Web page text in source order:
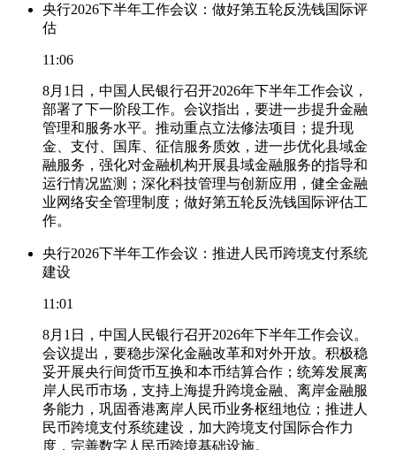
央行2026下半年工作会议：做好第五轮反洗钱国际评
估
11:06
8月1日，中国人民银行召开2026年下半年工作会议，
部署了下一阶段工作。会议指出，要进一步提升金融
管理和服务水平。推动重点立法修法项目；提升现
金、支付、国库、征信服务质效，进一步优化县域金
融服务，强化对金融机构开展县域金融服务的指导和
运行情况监测；深化科技管理与创新应用，健全金融
业网络安全管理制度；做好第五轮反洗钱国际评估工
作。
央行2026下半年工作会议：推进人民币跨境支付系统
建设
11:01
8月1日，中国人民银行召开2026年下半年工作会议。
会议提出，要稳步深化金融改革和对外开放。积极稳
妥开展央行间货币互换和本币结算合作；统筹发展离
岸人民币市场，支持上海提升跨境金融、离岸金融服
务能力，巩固香港离岸人民币业务枢纽地位；推进人
民币跨境支付系统建设，加大跨境支付国际合作力
度，完善数字人民币跨境基础设施。